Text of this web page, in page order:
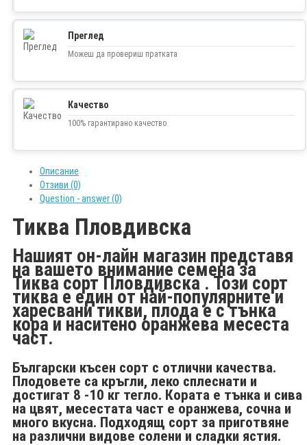
Преглед
Можеш да провериш пратката
Качество
100% гарантирано качество
Описание
Отзиви (0)
Question - answer (0)
Тиква Пловдивска
Нашият он-лайн магазин представя
на вашето внимание семена за
Тиква сорт Пловдивска . Този сорт
тиква е един от най-популярните и
харесвани тикви, плода е с тънка
кора и наситено оранжева месеста
част.
Български късен сорт с отлични качества.
Плодовете са кръгли, леко сплеснати и
достигат 8 -10 кг тегло. Кората е тънка и сива
на цвят, месестата част е оранжева, сочна и
много вкусна. Подходящ сорт за приготвяне
на различни видове солени и сладки ястия.